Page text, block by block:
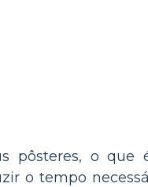
pôsteres, o que
o tempo